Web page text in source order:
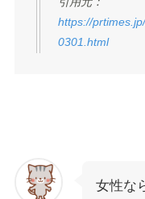
https://
0301.html
女性な